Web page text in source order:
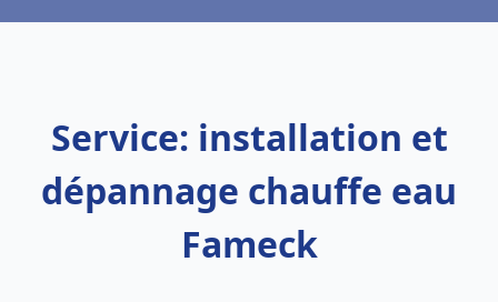
Service: installation et
dépannage chauffe eau
Fameck